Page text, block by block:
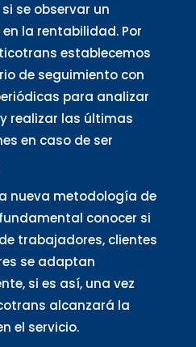
se observar un
la rentabilidad. Por
establecemos
de seguimiento con
para analizar
realizar las últimas
en caso de ser
nueva metodología de
conocer si
trabajadores, clientes
se adaptan
si es así, una vez
alcanzará la
el servicio.